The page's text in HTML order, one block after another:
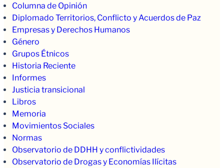
Columna de Opinión
Diplomado Territorios, Conflicto y Acuerdos de Paz
Empresas y Derechos Humanos
Género
Grupos Étnicos
Historia Reciente
Informes
Justicia transicional
Libros
Memoria
Movimientos Sociales
Normas
Observatorio de DDHH y conflictividades
Observatorio de Drogas y Economías Ilícitas